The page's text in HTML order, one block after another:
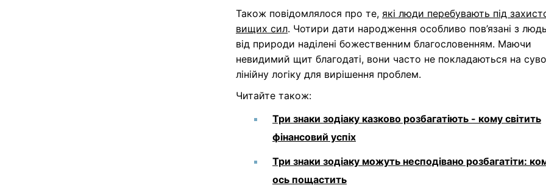
Також повідомлялося про те, які люди перебувають під
вищих сил. Чотири дати народження особливо пов’язані з
від природи наділені божественним благословенням. Маючи
невидимий щит благодаті, вони часто не покладаються на
лінійну логіку для вирішення проблем.
Читайте також:
Три знаки зодіаку казково розбагатіють - кому світить
фінансовий успіх
Три знаки зодіаку можуть несподівано розбагатіти:
ось пощастить